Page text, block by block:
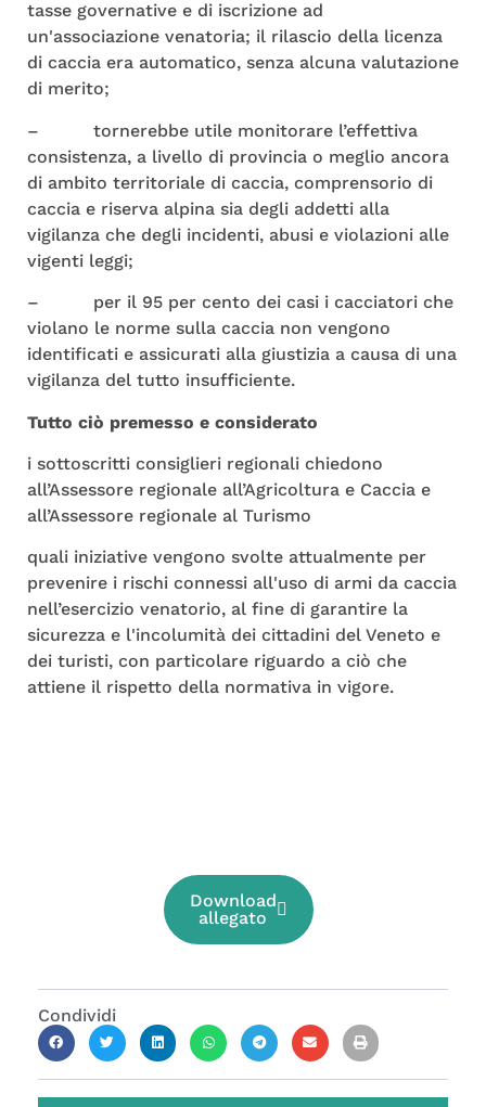
tasse governative e di iscrizione ad
un'associazione venatoria; il rilascio della licenza
di caccia era automatico, senza alcuna valutazione
di merito;
– tornerebbe utile monitorare l’effettiva
consistenza, a livello di provincia o meglio ancora
di ambito territoriale di caccia, comprensorio di
caccia e riserva alpina sia degli addetti alla
vigilanza che degli incidenti, abusi e violazioni alle
vigenti leggi;
– per il 95 per cento dei casi i cacciatori che
violano le norme sulla caccia non vengono
identificati e assicurati alla giustizia a causa di una
vigilanza del tutto insufficiente.
Tutto ciò premesso e considerato
i sottoscritti consiglieri regionali chiedono
all’Assessore regionale all’Agricoltura e Caccia e
all’Assessore regionale al Turismo
quali iniziative vengono svolte attualmente per
prevenire i rischi connessi all'uso di armi da caccia
nell’esercizio venatorio, al fine di garantire la
sicurezza e l'incolumità dei cittadini del Veneto e
dei turisti, con particolare riguardo a ciò che
attiene il rispetto della normativa in vigore.
Download
allegato
Condividi